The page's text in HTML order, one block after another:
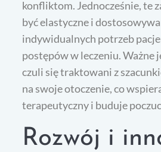
konfliktom. Jednocześnie, te
być elastyczne i
indywidualnych potrzeb
postępów w leczeniu. Ważne
czuli się traktowani z
na swoje otoczenie, co
terapeutyczny i buduje
Rozwój i